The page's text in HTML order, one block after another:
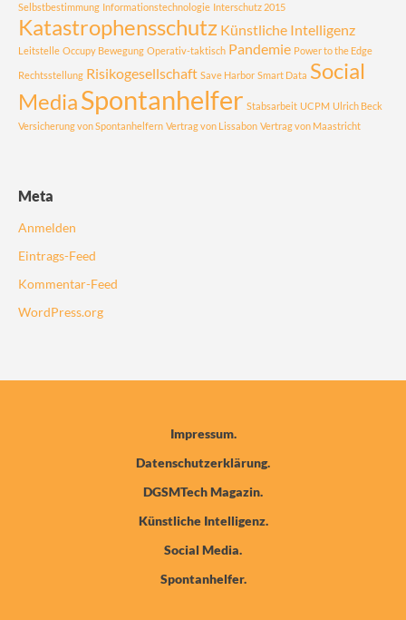
Selbstbestimmung Informationstechnologie Interschutz 2015
Katastrophensschutz Künstliche Intelligenz
Leitstelle Occupy Bewegung Operativ-taktisch Pandemie Power to the Edge
Rechtsstellung Risikogesellschaft Save Harbor Smart Data Social
MediaSpontanhelfer Stabsarbeit UCPM Ulrich Beck
Versicherung von Spontanhelfern Vertrag von Lissabon Vertrag von Maastricht
Meta
Anmelden
Eintrags-Feed
Kommentar-Feed
WordPress.org
Impressum
Datenschutzerklärung
DGSMTech Magazin
Künstliche Intelligenz
Social Media
Spontanhelfer